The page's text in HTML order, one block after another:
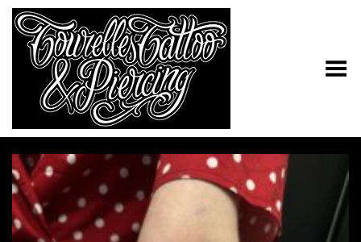
Toggle Menu